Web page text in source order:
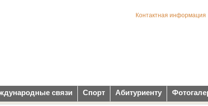
Контактная информация
связи Спорт Абитуриенту